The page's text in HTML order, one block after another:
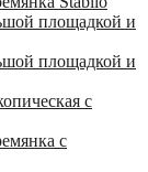
площадкой и
площадкой и
с
с